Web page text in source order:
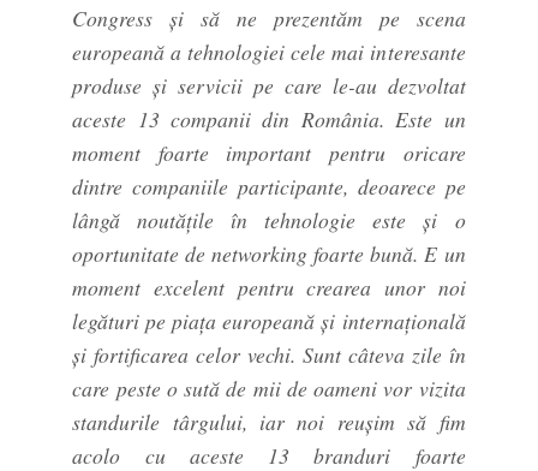
Congress și să ne prezentăm pe scena
europeană a tehnologiei cele mai interesante
produse și servicii pe care le-au dezvoltat
aceste 13 companii din România. Este un
moment foarte important pentru oricare
dintre companiile participante, deoarece pe
lângă noutățile în tehnologie este și o
oportunitate de networking foarte bună. E un
moment excelent pentru crearea unor noi
legături pe piața europeană și internațională
și fortificarea celor vechi. Sunt câteva zile în
care peste o sută de mii de oameni vor vizita
standurile târgului, iar noi reușim să fim
acolo cu aceste 13 branduri foarte